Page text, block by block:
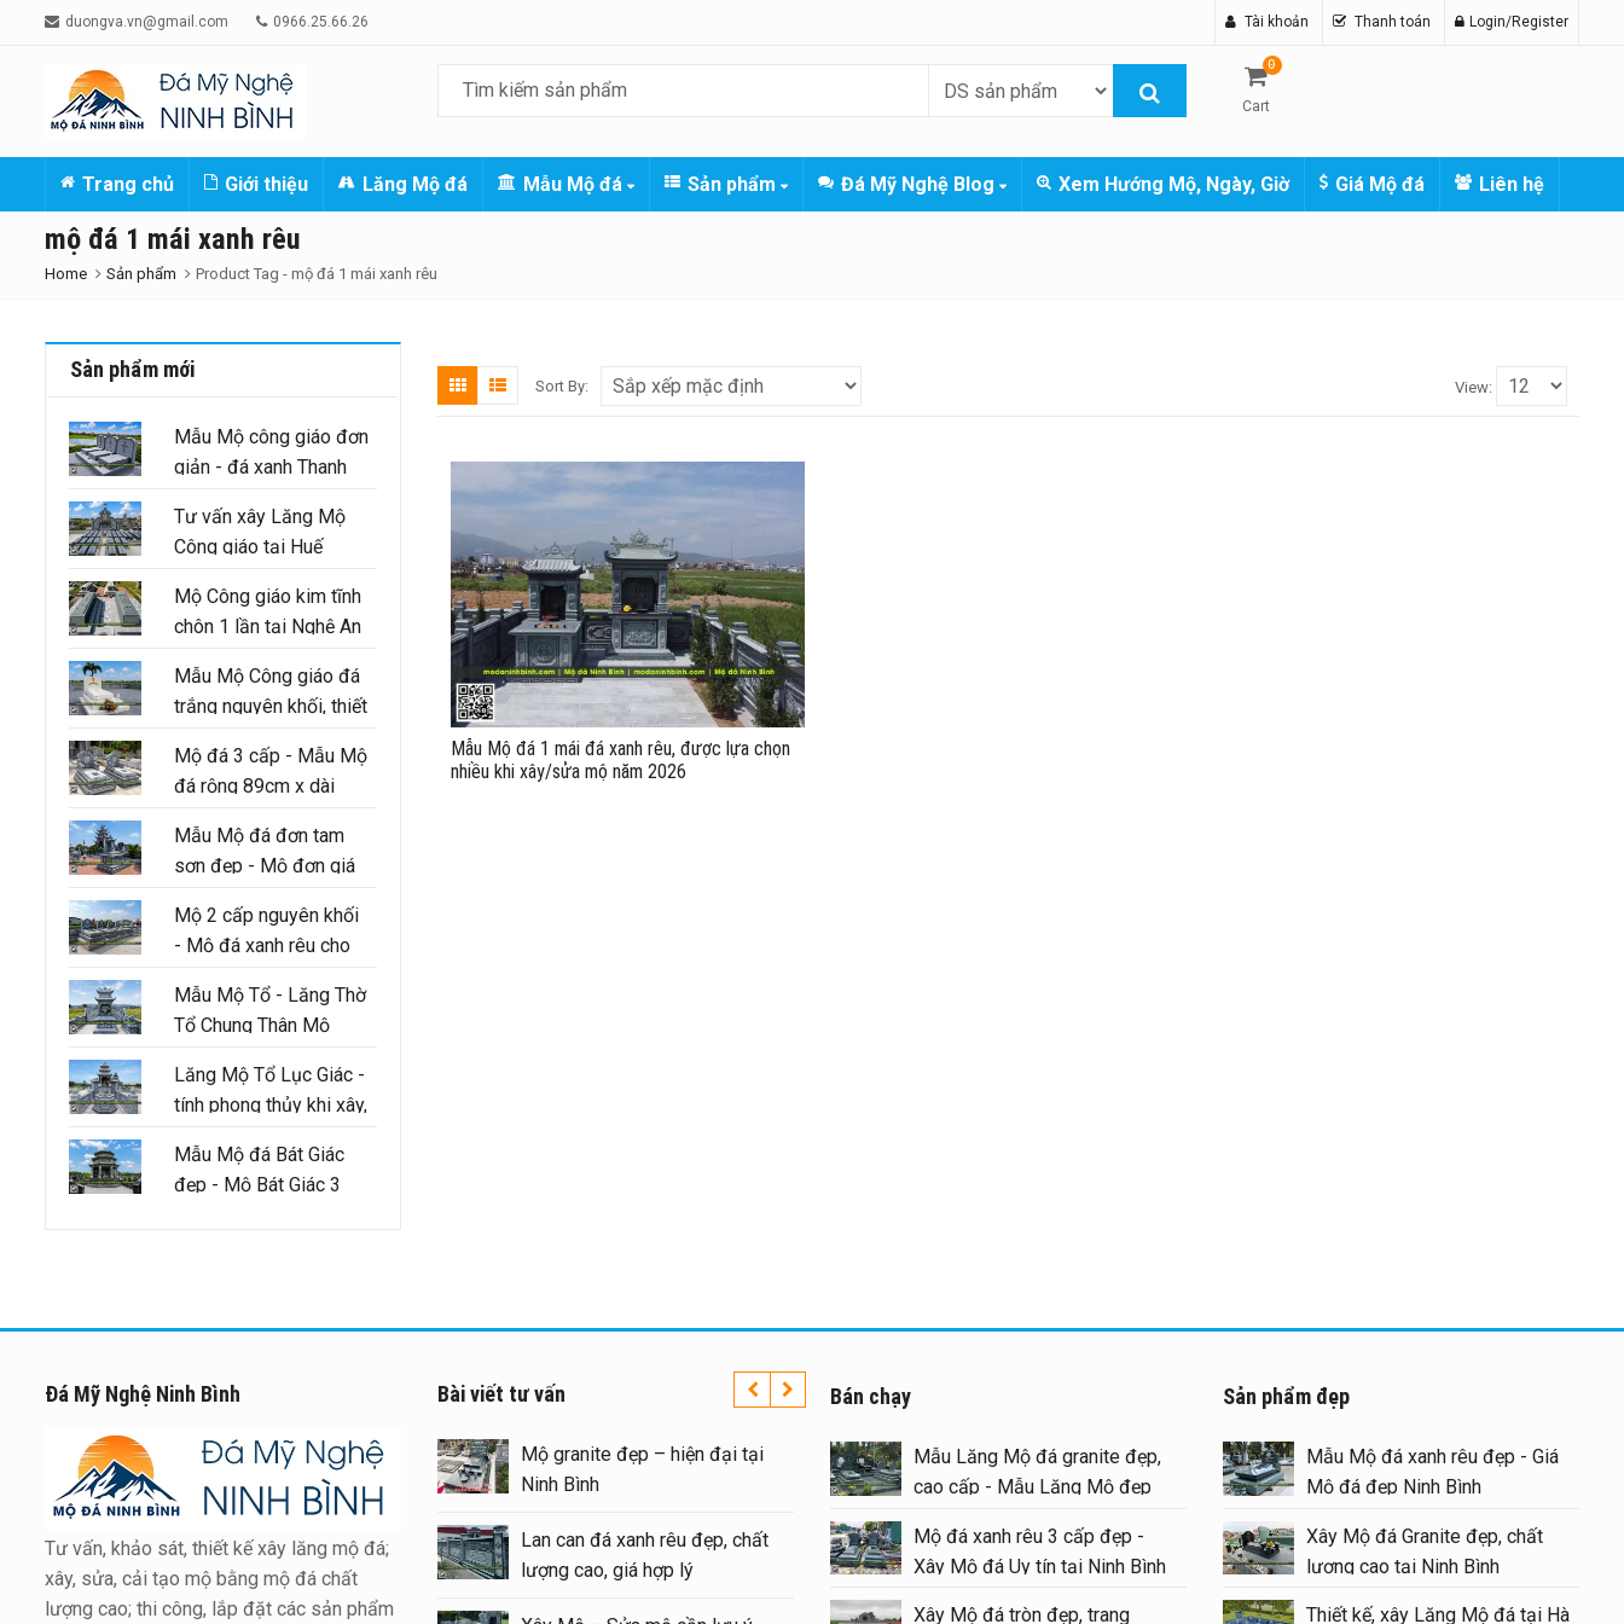
duongva.vn@gmail.com 0966.25.66.26 Tài khoản Thanh toán Login/Register
0
Cart
Trang chủ Giới thiệu Lăng Mộ đá Mẫu Mộ đá Sản phẩm Đá Mỹ Nghệ Blog Xem Hướng Mộ, Ngày, Giờ Giá Mộ đá Liên hệ
mộ đá 1 mái xanh rêu
Home Sản phẩm Product Tag - mộ đá 1 mái xanh rêu
Sort By: View:
Mẫu Mộ đá 1 mái đá xanh rêu, được lựa chọn
nhiều khi xây/sửa mộ năm 2026
Sản phẩm mới
Mẫu Mộ công giáo đơn
giản - đá xanh Thanh
Tư vấn xây Lăng Mộ
Công giáo tại Huế
Mộ Công giáo kim tĩnh
chôn 1 lần tại Nghệ An
Mẫu Mộ Công giáo đá
trắng nguyên khối, thiết
Mộ đá 3 cấp - Mẫu Mộ
đá rộng 89cm x dài
Mẫu Mộ đá đơn tam
sơn đẹp - Mộ đơn giá
Mộ 2 cấp nguyên khối
- Mộ đá xanh rêu cho
đình
Mẫu Mộ Tổ - Lăng Thờ
Tổ Chung Thân Mộ
Lăng Mộ Tổ Lục Giác -
tính phong thủy khi xây,
đảm bảo như thế nào
Mẫu Mộ đá Bát Giác
đẹp - Mộ Bát Giác 3
Đá Mỹ Nghệ Ninh Bình
Tư vấn, khảo sát, thiết kế xây lăng mộ đá;
xây, sửa, cải tạo mộ bằng mộ đá chất
lượng cao; thi công, lắp đặt các sản phẩm
Bài viết tư vấn
Xây Lăng Mộ đá uy tín trên
toàn quốc – Đá Mỹ Nghệ Ninh
Bình
Báo giá xây Mộ đá đôi 1 mái
đẹp tại Ninh Bình cuối năm
Mộ granite đẹp – hiện đại tại
Ninh Bình
Lan can đá xanh rêu đẹp, chất
lượng cao, giá hợp lý
Bán chạy
Mẫu Lăng Mộ đá granite đẹp,
cao cấp - Mẫu Lăng Mộ đẹp
Mộ đá xanh rêu 3 cấp đẹp -
Xây Mộ đá Uy tín tại Ninh Bình
Xây Mộ đá tròn đẹp, trang
Sản phẩm đẹp
Mẫu Mộ đá xanh rêu đẹp - Giá
Mộ đá đẹp Ninh Bình
Xây Mộ đá Granite đẹp, chất
lượng cao tại Ninh Bình
Thiết kế, xây Lăng Mộ đá tại Hà